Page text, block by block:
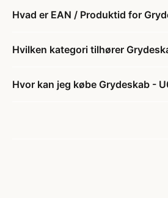
Hvad er EAN / Produktid for
Hvilken kategori tilhører
Hvor kan jeg købe Grydeskab -